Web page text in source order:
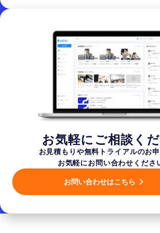
お気軽にご相談く
お見積もりや無料トライアルのお
お気軽にお問い合わせくださ
お問い合わせはこちら